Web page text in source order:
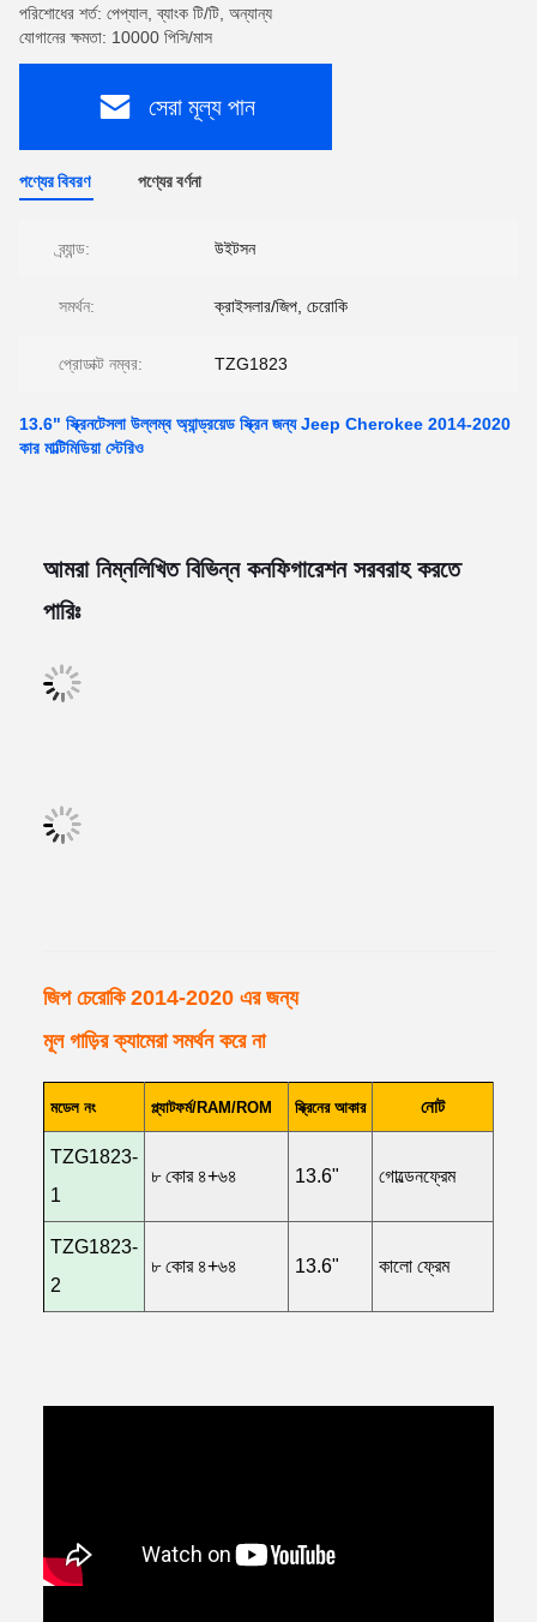
পরিশোধের শর্ত: পেপ্যাল, ব্যাংক টি/টি, অন্যান্য
যোগানের ক্ষমতা: 10000 পিসি/মাস
সেরা মূল্য পান
পণ্যের বিবরণ পণ্যের বর্ণনা
ব্র্যান্ড: উইটসন
সমর্থন: ক্রাইসলার/জিপ, চেরোকি
প্রোডাক্ট নম্বর: TZG1823
13.6" স্ক্রিনটেসলা উল্লম্ব অ্যান্ড্রয়েড স্ক্রিন জন্য Jeep Cherokee 2014-2020
কার মাল্টিমিডিয়া স্টেরিও
আমরা নিম্নলিখিত বিভিন্ন কনফিগারেশন সরবরাহ করতে
পারিঃ
জিপ চেরোকি 2014-2020 এর জন্য
মূল গাড়ির ক্যামেরা সমর্থন করে না
মডেল নং প্ল্যাটফর্ম/RAM/ROM স্ক্রিনের আকার নোট
TZG1823-
1
৮ কোর ৪+৬৪ 13.6" গোল্ডেনফ্রেম
TZG1823-
2
৮ কোর ৪+৬৪ 13.6" কালো ফ্রেম